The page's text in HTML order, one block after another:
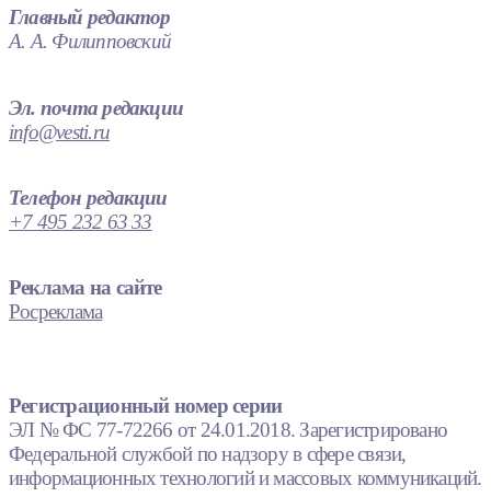
Главный редактор
А. А. Филипповский
Эл. почта редакции
info@vesti.ru
Телефон редакции
+7 495 232 63 33
Реклама на сайте
Росреклама
Регистрационный номер серии
ЭЛ № ФС 77-72266 от 24.01.2018. Зарегистрировано
Федеральной службой по надзору в сфере связи,
информационных технологий и массовых коммуникаций.